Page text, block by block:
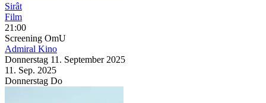
Sirât
Film
21:00
Screening OmU
Admiral Kino
Donnerstag 11. September 2025
11. Sep. 2025
Donnerstag Do